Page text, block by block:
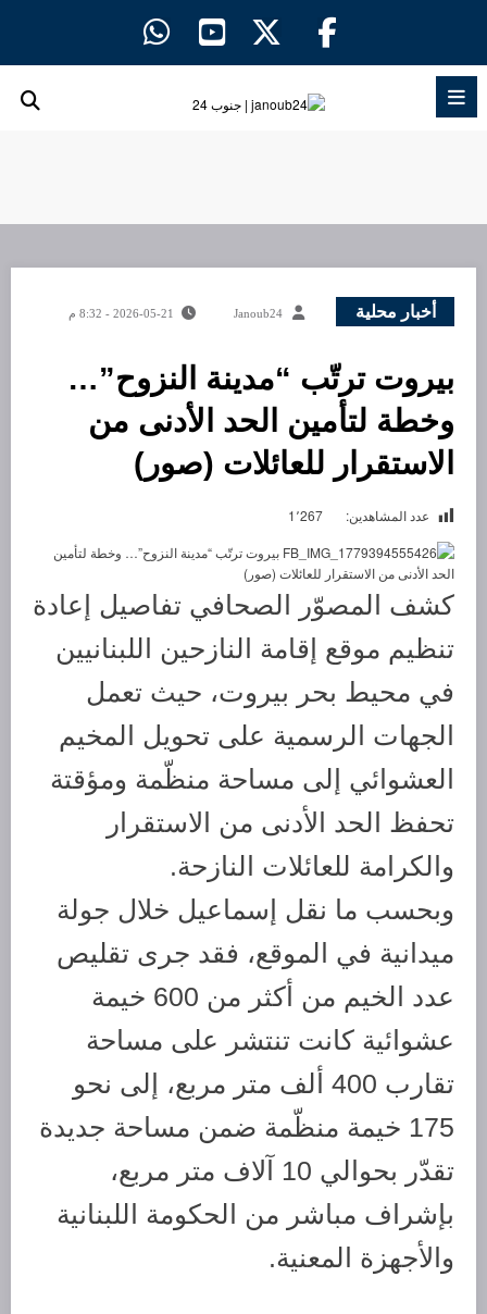
أخبار محلية Janoub24 2026-05-21 - 8:32 م
بيروت ترتّب “مدينة النزوح”…
وخطة لتأمين الحد الأدنى من
الاستقرار للعائلات (صور)
عدد المشاهدين: 1٬267
كشف المصوّر الصحافي تفاصيل إعادة
تنظيم موقع إقامة النازحين اللبنانيين
في محيط بحر بيروت، حيث تعمل
الجهات الرسمية على تحويل المخيم
العشوائي إلى مساحة منظّمة ومؤقتة
تحفظ الحد الأدنى من الاستقرار
والكرامة للعائلات النازحة.
وبحسب ما نقل إسماعيل خلال جولة
ميدانية في الموقع، فقد جرى تقليص
عدد الخيم من أكثر من 600 خيمة
عشوائية كانت تنتشر على مساحة
تقارب 400 ألف متر مربع، إلى نحو
175 خيمة منظّمة ضمن مساحة جديدة
تقدّر بحوالي 10 آلاف متر مربع،
بإشراف مباشر من الحكومة اللبنانية
والأجهزة المعنية.